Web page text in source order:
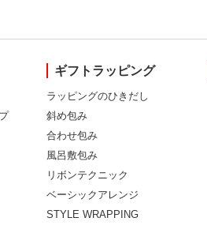
ギフトラッピング
ラッピングのひきだし
斜め包み
合わせ包み
風呂敷包み
リボンテクニック
ベーシックアレンジ
STYLE WRAPPING